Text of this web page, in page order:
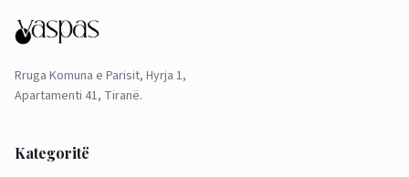
Rruga Komuna e Parisit, Hyrja 1,
Apartamenti 41, Tiranë.
Kategoritë